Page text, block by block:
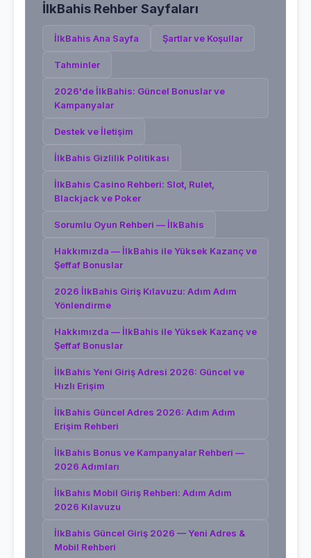
İlkBahis Rehber Sayfaları
İlkBahis Ana Sayfa Şartlar ve Koşullar
Tahminler
2026'de İlkBahis: Güncel Bonuslar ve
Kampanyalar
Destek ve İletişim
İlkBahis Gizlilik Politikası
İlkBahis Casino Rehberi: Slot, Rulet,
Blackjack ve Poker
Sorumlu Oyun Rehberi — İlkBahis
Hakkımızda — İlkBahis ile Yüksek Kazanç ve
Şeffaf Bonuslar
2026 İlkBahis Giriş Kılavuzu: Adım Adım
Yönlendirme
Hakkımızda — İlkBahis ile Yüksek Kazanç ve
Şeffaf Bonuslar
İlkBahis Yeni Giriş Adresi 2026: Güncel ve
Hızlı Erişim
İlkBahis Güncel Adres 2026: Adım Adım
Erişim Rehberi
İlkBahis Bonus ve Kampanyalar Rehberi —
2026 Adımları
İlkBahis Mobil Giriş Rehberi: Adım Adım
2026 Kılavuzu
İlkBahis Güncel Giriş 2026 — Yeni Adres &
Mobil Rehberi